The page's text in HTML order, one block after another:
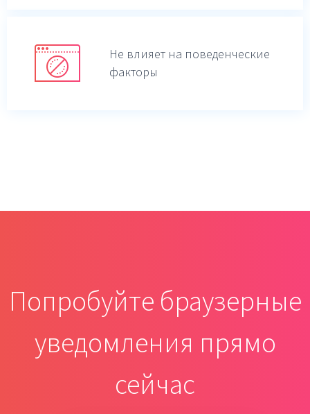
Не влияет на поведенческие
факторы
Попробуйте браузерные
уведомления прямо
сейчас